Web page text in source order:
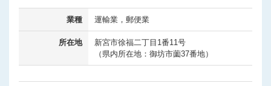
業種 運輸業，郵便業
所在地
新宮市徐福二丁目1番11号
（県内所在地：御坊市薗37番地）